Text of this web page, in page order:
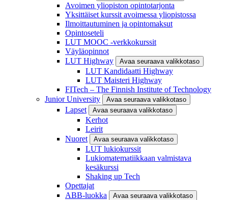
Avoimen yliopiston opintotarjonta
Yksittäiset kurssit avoimessa yliopistossa
Ilmoittautuminen ja opintomaksut
Opintoseteli
LUT MOOC -verkkokurssit
Väyläopinnot
LUT Highway
Avaa seuraava valikkotaso
LUT Kandidaatti Highway
LUT Maisteri Highway
FITech – The Finnish Institute of Technology
Junior University
Avaa seuraava valikkotaso
Lapset Avaa seuraava valikkotaso
Kerhot
Leirit
Nuoret
Avaa seuraava valikkotaso
LUT lukiokurssit
Lukiomatematiikkaan valmistava
kesäkurssi
Shaking up Tech
Opettajat
ABB-luokka
Avaa seuraava valikkotaso